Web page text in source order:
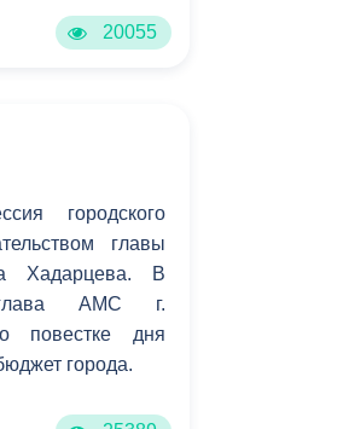
20055
городского
главы
Хадарцева. В
АМС г.
повестке дня
города.